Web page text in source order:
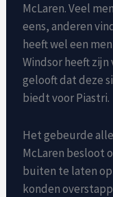
McLaren. Veel
eens, anderen
heeft wel een
Windsor heeft
gelooft dat deze
biedt voor Piastri.
Het gebeurde
McLaren besloot
buiten te laten
konden